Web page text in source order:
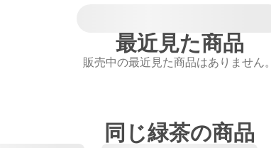
最近見た商品
販売中の最近見た商品はありません。
同じ緑茶の商品